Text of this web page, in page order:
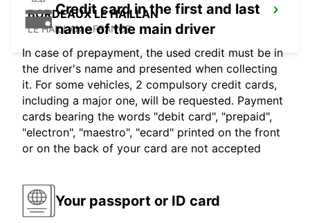
BORDEAUX LE HAILLAN
LE HAILLAN - FRANCE
Credit card in the first and last
name of the main driver
In case of prepayment, the used credit must be in
the driver's name and presented when collecting
it. For some vehicles, 2 compulsory credit cards,
including a major one, will be requested. Payment
cards bearing the words "debit card", "prepaid",
"electron", "maestro", "ecard" printed on the front
or on the back of your card are not accepted
Your passport or ID card